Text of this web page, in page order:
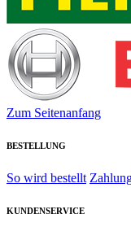
Zum Seitenanfang
BESTELLUNG
So wird bestellt
KUNDENSERVICE